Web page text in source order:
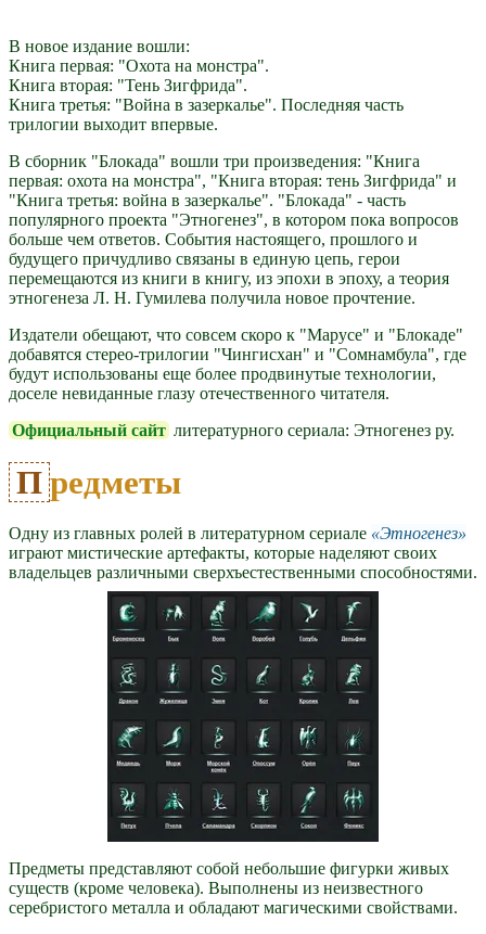
В новое издание вошли:
Книга первая: "Охота на монстра".
Книга вторая: "Тень Зигфрида".
Книга третья: "Война в зазеркалье". Последняя часть
трилогии выходит впервые.
В сборник "Блокада" вошли три произведения: "Книга
первая: охота на монстра", "Книга вторая: тень Зигфрида" и
"Книга третья: война в зазеркалье". "Блокада" - часть
популярного проекта "Этногенез", в котором пока вопросов
больше чем ответов. События настоящего, прошлого и
будущего причудливо связаны в единую цепь, герои
перемещаются из книги в книгу, из эпохи в эпоху, а теория
этногенеза Л. Н. Гумилева получила новое прочтение.
Издатели обещают, что совсем скоро к "Марусе" и "Блокаде"
добавятся стерео-трилогии "Чингисхан" и "Сомнамбула", где
будут использованы еще более продвинутые технологии,
доселе невиданные глазу отечественного читателя.
Официальный сайт литературного сериала: Этногенез ру.
Предметы
Одну из главных ролей в литературном сериале
Этногенез
играют мистические артефакты, которые наделяют своих
владельцев различными сверхъестественными способностями.
Предметы представляют собой небольшие фигурки живых
существ (кроме человека). Выполнены из неизвестного
серебристого металла и обладают магическими свойствами.